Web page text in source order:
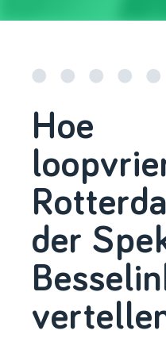
Hoe
der